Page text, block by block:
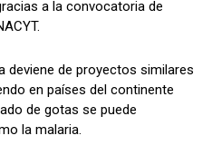
a la convocatoria de
deviene de proyectos similares
en países del continente
de gotas se puede
la malaria.